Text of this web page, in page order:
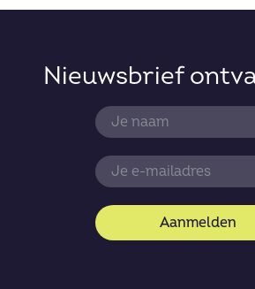
Nieuwsbrief
Aanmelden